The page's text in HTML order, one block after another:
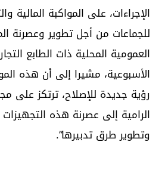
الإجراءات، على المواكبة المالية
للجماعات من أجل تطوير وعصرنة
العمومية المحلية ذات الطابع
الأسبوعية، مشيرا إلى أن هذه
رؤية جديدة للإصلاح، ترتكز على
الرامية إلى عصرنة هذه
وتطوير طرق تدبيرها”.